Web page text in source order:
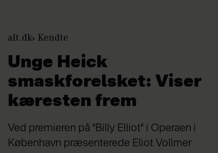
alt.dk Kendte
Unge Heick
smaskforelsket: Viser
kæresten frem
Ved premieren på "Billy Elliot" i Operaen i
København præsenterede Eliot Vollmer